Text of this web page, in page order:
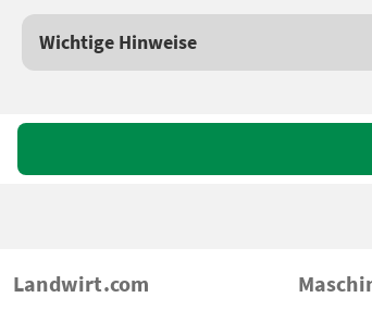
Wichtige Hinweise
Landwirt.com